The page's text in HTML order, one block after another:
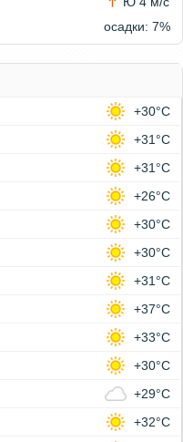
осадки: 7%
+30°C
+31°C
+31°C
+26°C
+30°C
+30°C
+31°C
+37°C
+33°C
+30°C
+29°C
+32°C